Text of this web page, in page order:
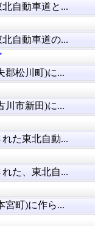
自動車道と...
自動車道の...
郡松川町)に...
川市新田)に...
た東北自動...
た、東北自...
宮町)に作ら...